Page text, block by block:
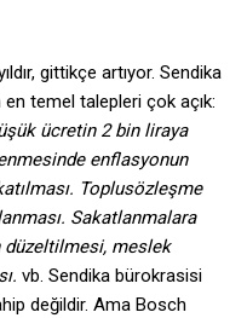
gittikçe artıyor. Sendika
temel talepleri çok açık:
ücretin 2 bin liraya
enflasyonun
Toplusözleşme
Sakatlanmalara
düzeltilmesi, meslek
vb. Sendika bürokrasisi
değildir. Ama Bosch